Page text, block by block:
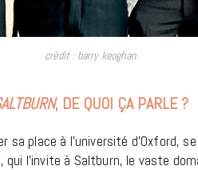
crédit : barry keoghan
, DE QUOI ÇA PARLE ?
sa place à l’université d’Oxford,
l’invite à Saltburn, le vaste